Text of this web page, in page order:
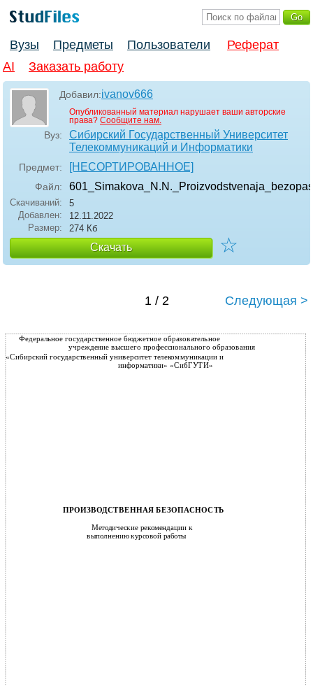
Вузы Предметы Пользователи
Реферат
AI
Заказать работу
Добавил:ivanov666
Опубликованный материал нарушает ваши авторские
права? Сообщите нам.
Вуз:
Сибирский Государственный Университет
Телекоммуникаций и Информатики
Предмет: [НЕСОРТИРОВАННОЕ]
Файл:
Скачиваний:
5
Добавлен:
12.11.2022
Размер:
274 Кб
Скачать ☆
1 / 2 Следующая >
Федеральное государственное бюджетное образовательное
учреждение высшего профессионального образования
«Сибирский государственный университет телекоммуникации и
информатики» «СибГУТИ»
ПРОИЗВОДСТВЕННАЯ БЕЗОПАСНОСТЬ
Методические рекомендации к
выполнению курсовой работы